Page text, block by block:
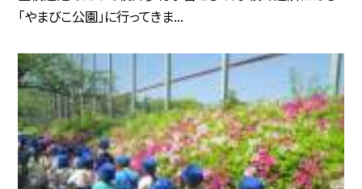
「やまびこ公園」に行ってきま...